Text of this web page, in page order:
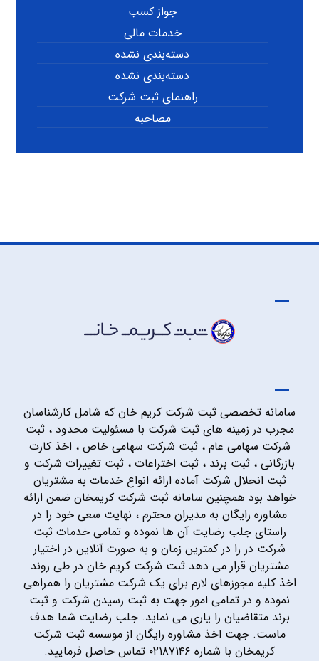
جواز کسب
خدمات مالی
دسته‌بندی نشده
دسته‌بندی نشده
راهنمای ثبت شرکت
مصاحبه
سامانه تخصصی ثبت شرکت کریم خان که شامل کارشناسان
مجرب در زمینه های ثبت شرکت با مسئولیت محدود ، ثبت
شرکت سهامی عام ، ثبت شرکت سهامی خاص ، اخذ کارت
بازرگانی ، ثبت برند ، ثبت اختراعات ، ثبت تغییرات شرکت و
ثبت انحلال شرکت آماده ارائه انواع خدمات به مشتریان
خواهد بود همچنین سامانه ثبت شرکت کریمخان ضمن ارائه
مشاوره رایگان به مدیران محترم ، نهایت سعی خود را در
راستای جلب رضایت آن ها نموده و تمامی خدمات ثبت
شرکت در را در کمترین زمان و به صورت آنلاین در اختیار
مشتریان قرار می دهد.ثبت شرکت کریم خان در طی روند
اخذ کلیه مجوزهای لازم برای یک شرکت مشتریان را همراهی
نموده و در تمامی امور جهت به ثبت رسیدن شرکت و ثبت
برند متقاضیان را یاری می نماید. جلب رضایت شما هدف
ماست. جهت اخذ مشاوره رایگان از موسسه ثبت شرکت
کریمخان با شماره ۰۲۱۸۷۱۴۶ تماس حاصل فرمایید.